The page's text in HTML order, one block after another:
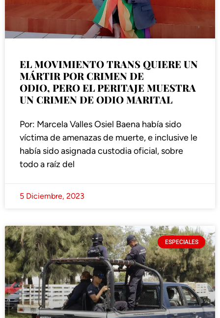
EL MOVIMIENTO TRANS QUIERE UN
MÁRTIR POR CRIMEN DE
ODIO, PERO EL PERITAJE MUESTRA
UN CRIMEN DE ODIO MARITAL
Por: Marcela Valles Osiel Baena había sido
víctima de amenazas de muerte, e inclusive le
había sido asignada custodia oficial, sobre
todo a raíz del
5 Diciembre, 2023
ESPECIALES